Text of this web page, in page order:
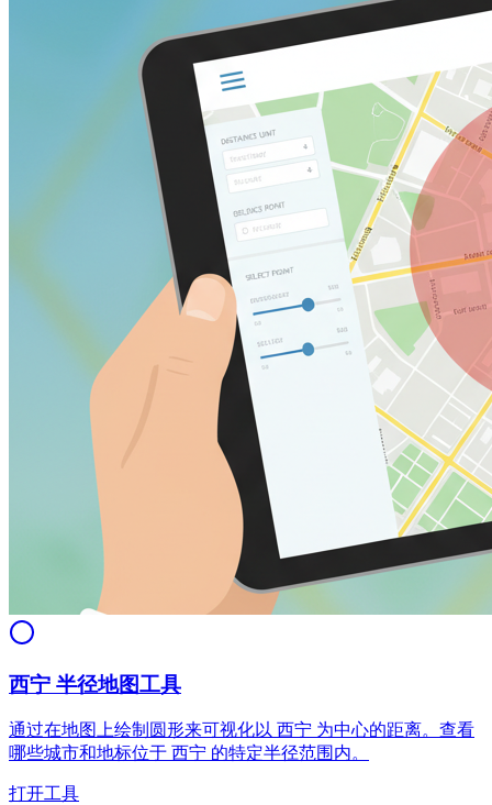
西宁 半径地图工具
通过在地图上绘制圆形来可视化以 西宁 为中心的距离。查看
哪些城市和地标位于 西宁 的特定半径范围内。
打开工具